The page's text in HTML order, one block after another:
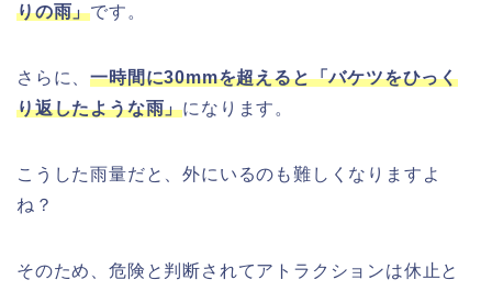
りの雨」です。
さらに、一時間に30mmを超えると「バケツをひっく
り返したような雨」になります。
こうした雨量だと、外にいるのも難しくなりますよ
ね？
そのため、危険と判断されてアトラクションは休止と